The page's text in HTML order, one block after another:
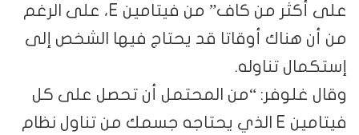
على أكثر من كاف” من فيتامين E، على الرغم
من أن هناك أوقاتا قد يحتاج فيها الشخص إلى
إستكمال تناوله.
وقال غلوفر: “من المحتمل أن تحصل على كل
فيتامين E الذي يحتاجه جسمك من تناول نظام